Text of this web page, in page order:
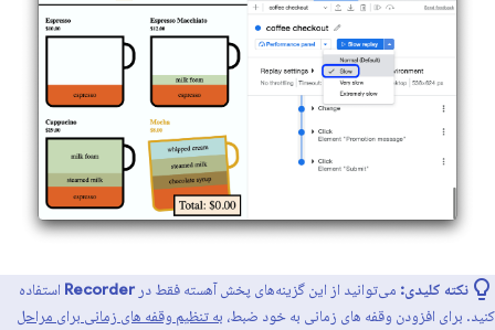
نکته کلیدی: می‌توانید از این گزینه‌های پخش آهسته فقط در Recorder استفاده
کنید. برای افزودن وقفه های زمانی به خود ضبط، به تنظیم وقفه های زمانی برای مراحل